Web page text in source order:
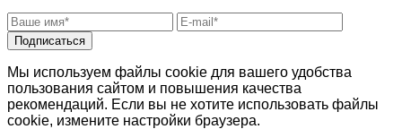
Подписаться
Мы используем файлы cookie для вашего удобства
пользования сайтом и повышения качества
рекомендаций. Если вы не хотите использовать файлы
cookie, измените настройки браузера.